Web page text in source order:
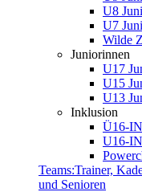
U8
U7
Wilde
Juniorinnen
U17
U15
U13
Inklusion
Ü16-
U16-
Teams:Trainer,
und Senioren